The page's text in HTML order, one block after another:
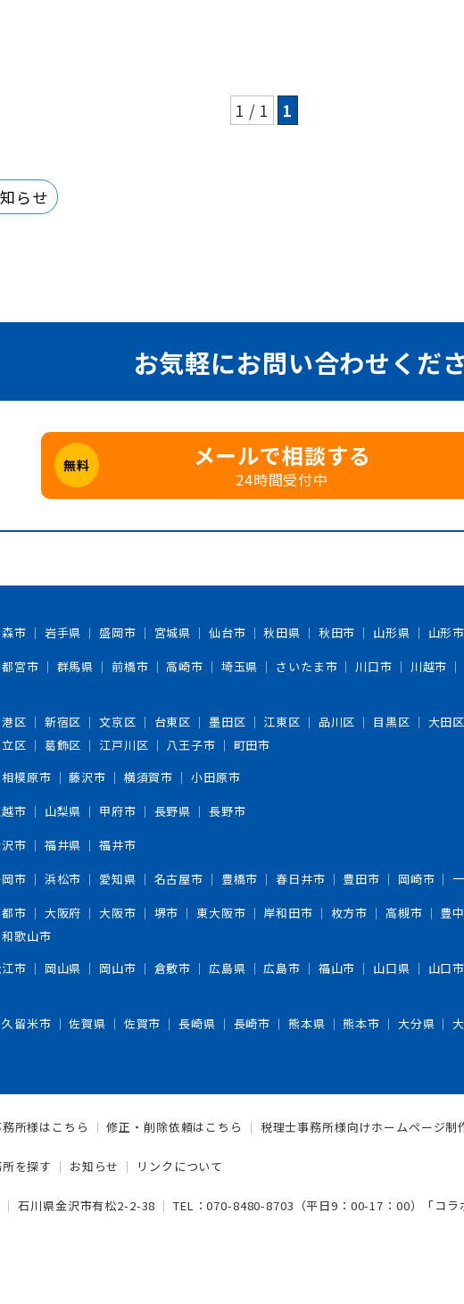
1 / 1 1
らせ
お気軽にお問い合わせくだ
無料 メールで相談する
24時間受付中
市 岩手県 盛岡市 宮城県 仙台市 秋田県 秋田市 山形県 山形
宮市 群馬県 前橋市 高崎市 埼玉県 さいたま市 川口市
川越市
港区 新宿区 文京区 台東区 墨田区 江東区 品川区 目黒区
大田
区 葛飾区 江戸川区 八王子市 町田市
相模原市 藤沢市 横須賀市 小田原市
越市 山梨県 甲府市 長野県 長野市
市 福井県 福井市
市 浜松市 愛知県 名古屋市 豊橋市 春日井市 豊田市 岡崎市
市 大阪府 大阪市 堺市 東大阪市 岸和田市 枚方市 高槻市
豊
和歌山市
市 岡山県 岡山市 倉敷市 広島県 広島市 福山市 山口県
山口
久留米市 佐賀県 佐賀市 長崎県 長崎市 熊本県 熊本市 大分県
所様はこちら 修正・削除依頼はこちら 税理士事務所様向けホームページ制
を探す お知らせ リンクについて
石川県金沢市有松2-2-38 TEL：070-8480-8703 （平日9：00-17：00）「コ